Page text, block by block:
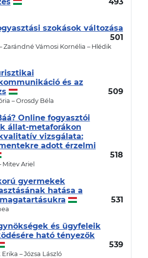
szokások változása
501
Zarándné Vámosi Kornélia – Hlédik
és az
509
– Orosdy Béla
Online fogyasztói
állat-metaforákon
vizsgálata:
adott érzelmi
518
Mitev Ariel
gyermekek
hatása a
531
és ügyfeleik
ható tényezők
539
– Józsa László